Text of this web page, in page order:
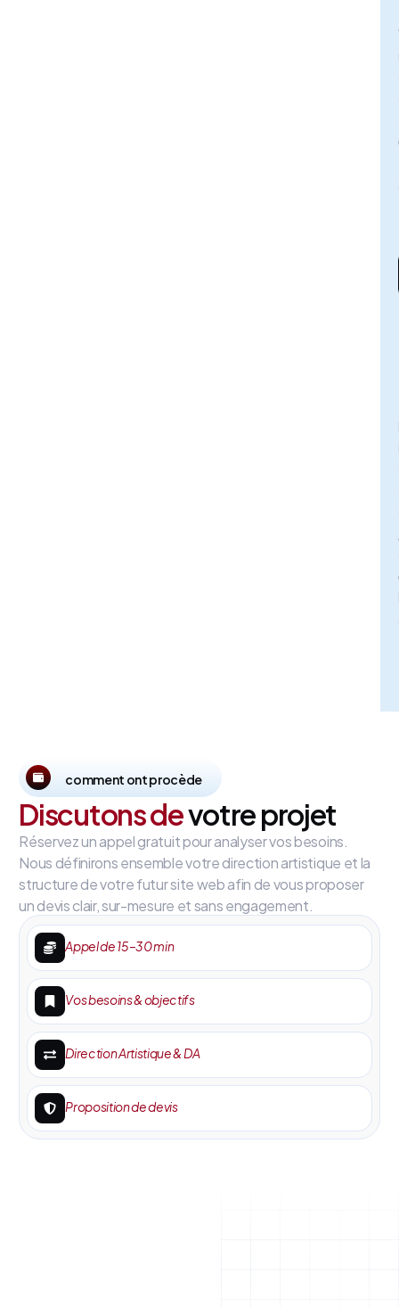
comment ont procède
Discutons devotre projet
Réservez un appel gratuit pour analyser vos besoins.
Nous définirons ensemble votre direction artistique et la
structure de votre futur site web afin de vous proposer
un devis clair, sur-mesure et sans engagement.
Appel de 15–30 min
Vos besoins & objectifs
Direction Artistique & DA
Proposition de devis